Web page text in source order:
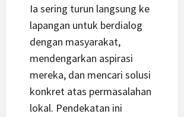
Ia sering turun langsung ke
lapangan untuk berdialog
dengan masyarakat,
mendengarkan aspirasi
mereka, dan mencari solusi
konkret atas permasalahan
lokal. Pendekatan ini